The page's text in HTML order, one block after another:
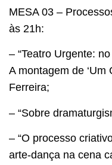
MESA 03 –
às 21h:
– “Teatro Urgente:
A montagem de ‘Um
Ferreira;
– “Sobre
– “O processo
arte-dança na cena